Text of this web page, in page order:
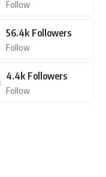
Follow
56.4k Followers
Follow
4.4k Followers
Follow